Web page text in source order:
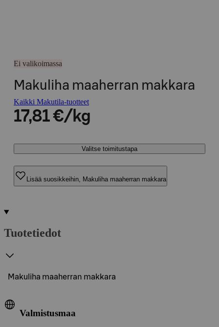
Ei valikoimassa
Makuliha maaherran makkara
Kaikki Makutila-tuotteet
17,81 €/kg
Valitse toimitustapa
Lisää suosikkeihin, Makuliha maaherran makkara
Tuotetiedot
Makuliha maaherran makkara
Valmistusmaa